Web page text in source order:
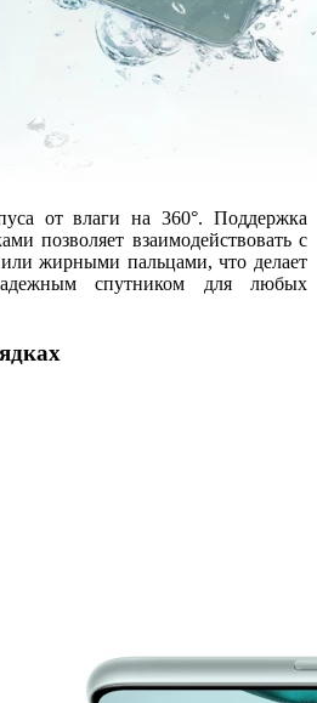
от влаги на 360°. Поддержка
позволяет взаимодействовать с
жирными пальцами, что делает
спутником для любых